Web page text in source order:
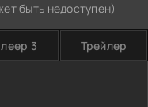
быть недоступен)
3 Трейлер